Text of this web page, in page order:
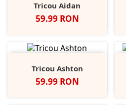
Tricou Aidan
Pret
59.99 RON
Tricou Ashton
Pret
59.99 RON